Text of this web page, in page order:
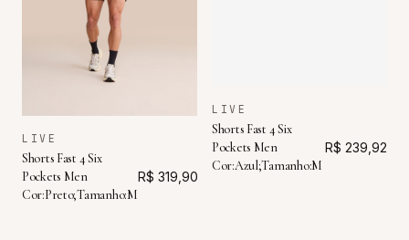
LIVE
Shorts Fast 4 Six
Pockets Men
Cor:Preto;Tamanho:M
R$ 319,90
LIVE
Shorts Fast 4 Six
Pockets Men
Cor:Azul;Tamanho:M
R$ 239,92